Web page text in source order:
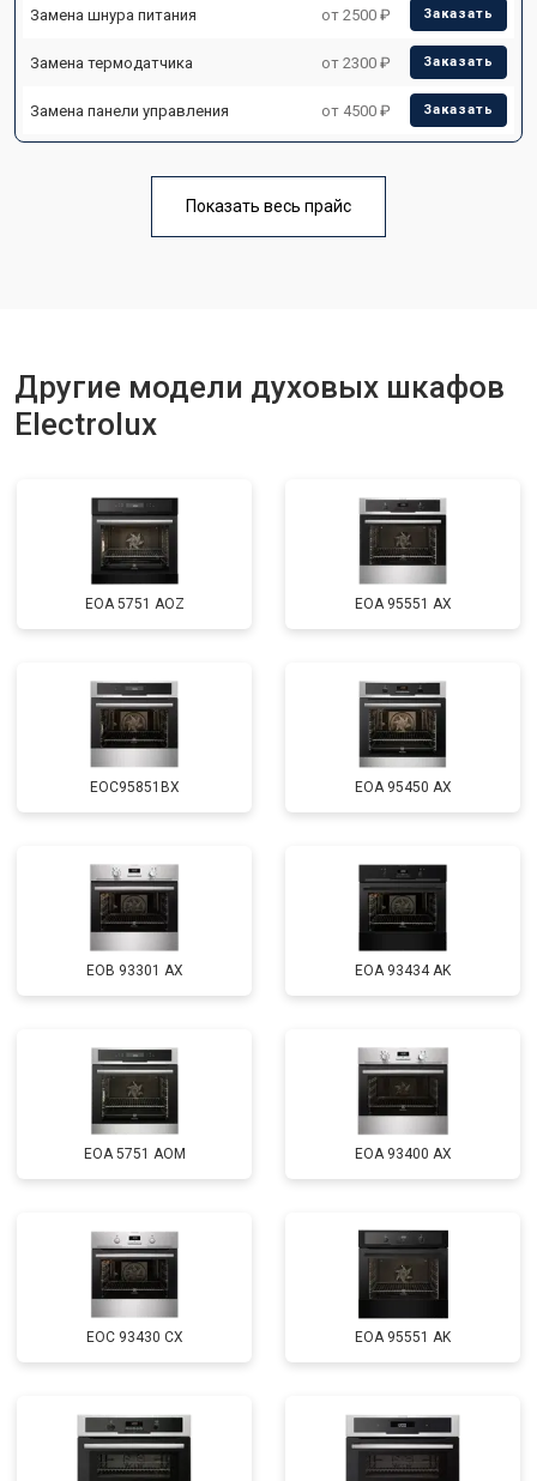
Замена шнура питания от 2500 ₽ Заказать
Замена термодатчика от 2300 ₽ Заказать
Замена панели управления от 4500 ₽ Заказать
Показать весь прайс
Другие модели духовых шкафов
Electrolux
EOA 5751 AOZ EOA 95551 AX
EOC95851BX EOA 95450 AX
EOB 93301 AX EOA 93434 AK
EOA 5751 AOM EOA 93400 AX
EOC 93430 CX EOA 95551 AK